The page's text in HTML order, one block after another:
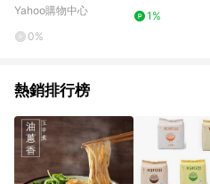
Yahoo購物中心
0%
1%
熱銷排行榜